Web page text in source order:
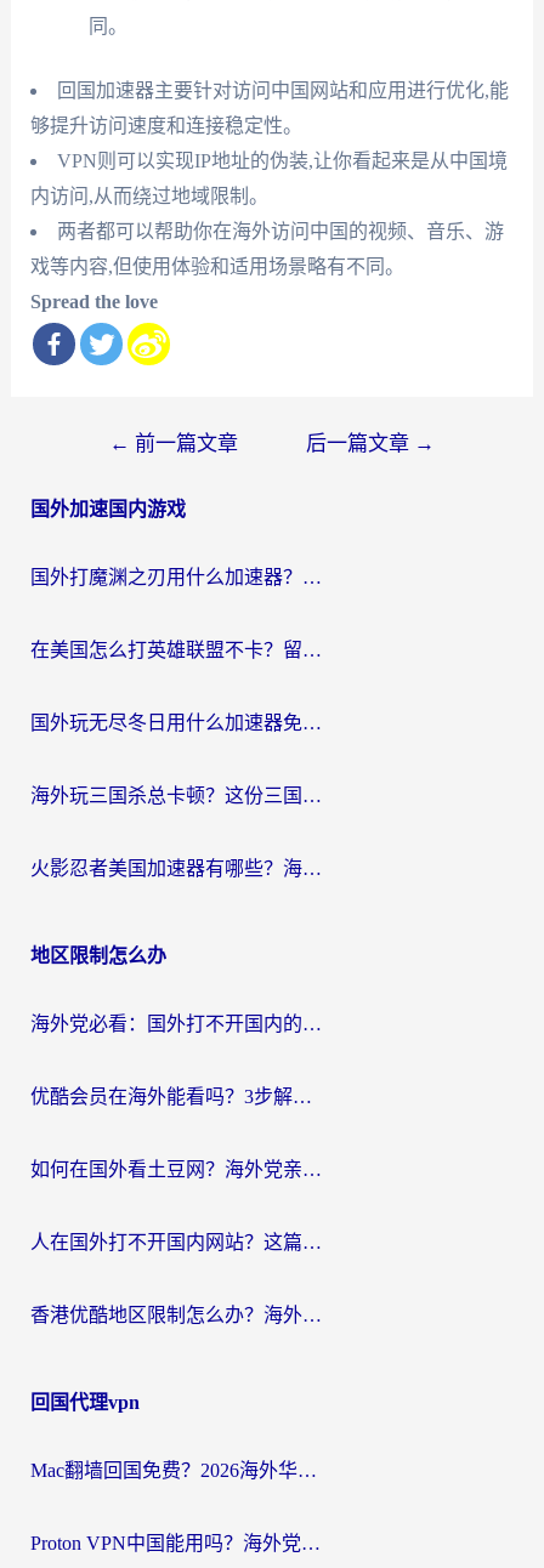
同。
回国加速器主要针对访问中国网站和应用进行优化,能
够提升访问速度和连接稳定性。
VPN则可以实现IP地址的伪装,让你看起来是从中国境
内访问,从而绕过地域限制。
两者都可以帮助你在海外访问中国的视频、音乐、游
戏等内容,但使用体验和适用场景略有不同。
Spread the love
导
← 前一篇文章 后一篇文章 →
国外加速国内游戏
国外打魔渊之刃用什么加速器？2026海外玩家国服游戏加速全攻略（附闪耀暖暖&复苏的魔女避坑指南）
在美国怎么打英雄联盟不卡？留学生亲测的国服游戏加速全攻略
国外玩无尽冬日用什么加速器免费？海外党国服游戏加速避坑指南
海外玩三国杀总卡顿？这份三国杀游戏加速器指南帮你告别延迟烦恼
火影忍者美国加速器有哪些？海外党亲测的国服游戏加速全攻略（含菲律宾玩三国之刃守望黎明技巧）
地区限制怎么办
海外党必看：国外打不开国内的app怎么办？3步解决你的乡愁
优酷会员在海外能看吗？3步解决海外追剧难题，附实测好用加速器推荐
如何在国外看土豆网？海外党亲测有效的追剧加速器选择指南
人在国外打不开国内网站？这篇攻略帮你无缝解锁国内资源（附交管12123使用技巧）
香港优酷地区限制怎么办？海外党亲测有效的追剧解决方案
回国代理vpn
Mac翻墙回国免费？2026海外华人亲测：从CCTV5直播到国内APP，这样选加速器才靠谱
Proton VPN中国能用吗？海外党选回国加速器的避坑指南（附番茄加速器实测）